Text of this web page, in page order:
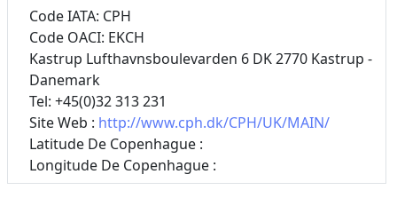
Code IATA: CPH
Code OACI: EKCH
Kastrup Lufthavnsboulevarden 6 DK 2770 Kastrup -
Danemark
Tel: +45(0)32 313 231
Site Web : http://www.cph.dk/CPH/UK/MAIN/
Latitude De Copenhague :
Longitude De Copenhague :